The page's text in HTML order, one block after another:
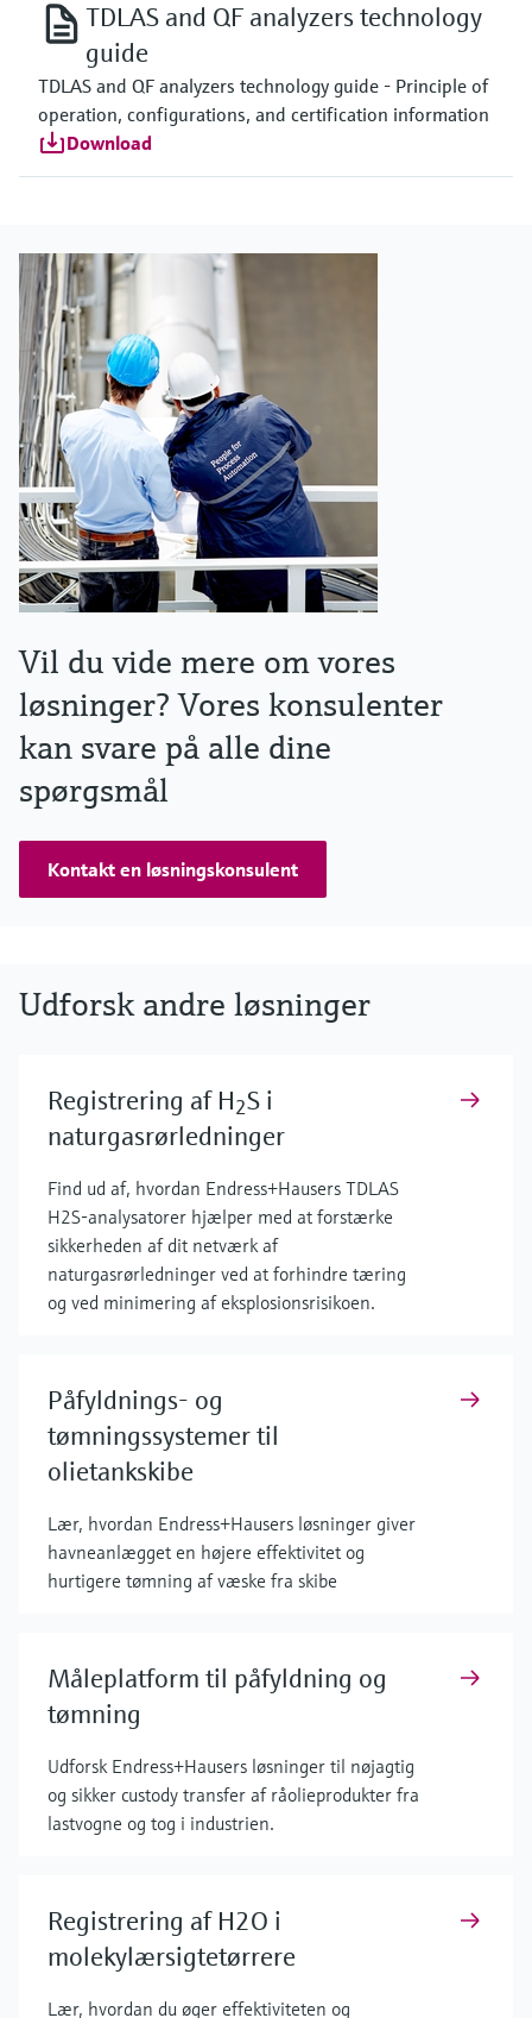
TDLAS and QF analyzers technology
guide
TDLAS and QF analyzers technology guide - Principle of
operation, configurations, and certification information
Download
Vil du vide mere om vores
løsninger? Vores konsulenter
kan svare på alle dine
spørgsmål
Kontakt en løsningskonsulent
Udforsk andre løsninger
Registrering af H2S i
naturgasrørledninger
Find ud af, hvordan Endress+Hausers TDLAS
H2S-analysatorer hjælper med at forstærke
sikkerheden af dit netværk af
naturgasrørledninger ved at forhindre tæring
og ved minimering af eksplosionsrisikoen.
Påfyldnings- og
tømningssystemer til
olietankskibe
Lær, hvordan Endress+Hausers løsninger giver
havneanlægget en højere effektivitet og
hurtigere tømning af væske fra skibe
Måleplatform til påfyldning og
tømning
Udforsk Endress+Hausers løsninger til nøjagtig
og sikker custody transfer af råolieprodukter fra
lastvogne og tog i industrien.
Registrering af H2O i
molekylærsigtetørrere
Lær, hvordan du øger effektiviteten og